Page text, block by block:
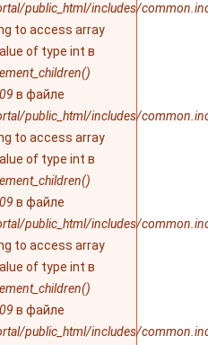
public_html/includes/
to access array
of type int в
в файле
public_html/includes/
to access array
of type int в
в файле
public_html/includes/
to access array
of type int в
в файле
public_html/includes/